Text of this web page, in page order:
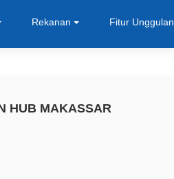
Rekanan Fitur Unggulan
HUB MAKASSAR